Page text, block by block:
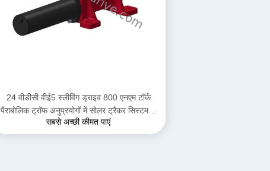
24 वीडीसी वीई5 स्लीविंग ड्राइव 800 एनएम टॉर्क
पैराबोलिक ट्रॉफ अनुप्रयोगों में सोलर ट्रैकर सिस्टम के
लिए
सबसे अच्छी कीमत पाएं